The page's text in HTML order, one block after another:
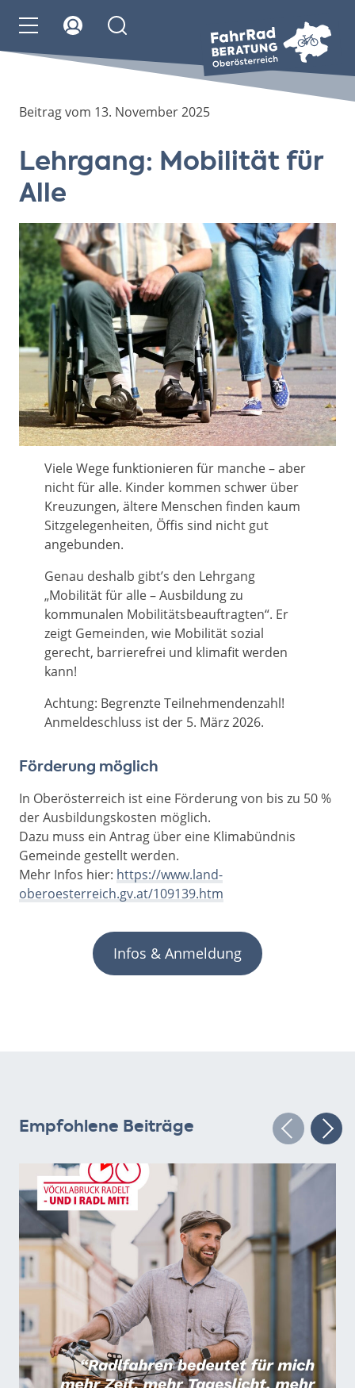
Beitrag vom 13. November 2025
Lehrgang: Mobilität für
Alle
Viele Wege funktionieren für manche – aber
nicht für alle. Kinder kommen schwer über
Kreuzungen, ältere Menschen finden kaum
Sitzgelegenheiten, Öffis sind nicht gut
angebunden.
Genau deshalb gibt’s den Lehrgang
„Mobilität für alle – Ausbildung zu
kommunalen Mobilitätsbeauftragten“. Er
zeigt Gemeinden, wie Mobilität sozial
gerecht, barrierefrei und klimafit werden
kann!
Achtung: Begrenzte Teilnehmendenzahl!
Anmeldeschluss ist der 5. März 2026.
Förderung möglich
In Oberösterreich ist eine Förderung von bis zu 50 %
der Ausbildungskosten möglich.
Dazu muss ein Antrag über eine Klimabündnis
Gemeinde gestellt werden.
Mehr Infos hier: https://www.land-
oberoesterreich.gv.at/109139.htm
Infos & Anmeldung
Empfohlene Beiträge